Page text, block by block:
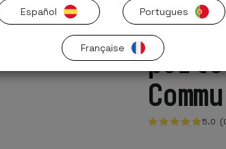
5.0
Español Portugues
Française